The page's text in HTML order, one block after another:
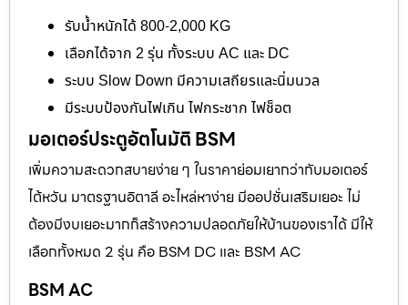
รับน้ำหนักได้ 800-2,000 KG
เลือกได้จาก 2 รุ่น ทั้งระบบ AC และ DC
ระบบ Slow Down มีความเสถียรและนิ่มนวล
มีระบบป้องกันไฟเกิน ไฟกระชาก ไฟช็อต
มอเตอร์ประตูอัตโนมัติ BSM
เพิ่มความสะดวกสบายง่าย ๆ ในราคาย่อมเยากว่ากับมอเตอร์
ไต้หวัน มาตรฐานอิตาลี อะไหล่หาง่าย มีออปชั่นเสริมเยอะ ไม่
ต้องมีงบเยอะมากก็สร้างความปลอดภัยให้บ้านของเราได้ มีให้
เลือกทั้งหมด 2 รุ่น คือ BSM DC และ BSM AC
BSM AC